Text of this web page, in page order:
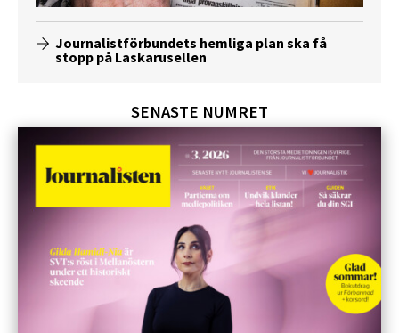
Journalistförbundets hemliga plan ska få
stopp på Laskarusellen
SENASTE NUMRET